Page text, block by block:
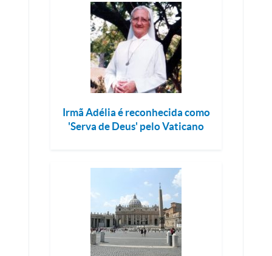
Irmã Adélia é reconhecida como
'Serva de Deus' pelo Vaticano